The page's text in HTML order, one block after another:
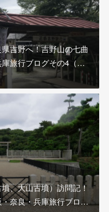
吉野へ！吉野山の七曲
旅行ブログその4（…
、大山古墳）訪問記！
奈良・兵庫旅行ブロ…